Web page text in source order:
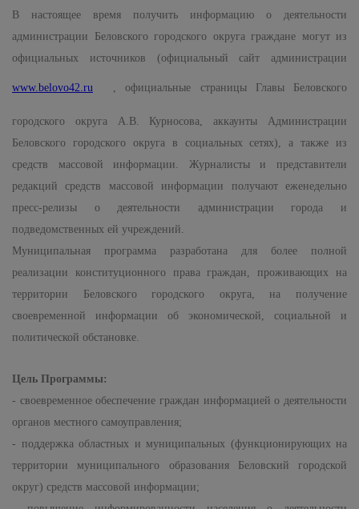
В настоящее время получить информацию о деятельности
администрации Беловского городского округа граждане могут из
официальных источников (официальный сайт администрации
www.belovo42.ru , официальные страницы Главы Беловского
городского округа А.В. Курносова, аккаунты Администрации
Беловского городского округа в социальных сетях), а также из
средств массовой информации. Журналисты и представители
редакций средств массовой информации получают еженедельно
пресс-релизы о деятельности администрации города и
подведомственных ей учреждений.
Муниципальная программа разработана для более полной
реализации конституционного права граждан, проживающих на
территории Беловского городского округа, на получение
своевременной информации об экономической, социальной и
политической обстановке.
Цель Программы:
- своевременное обеспечение граждан информацией о деятельности
органов местного самоуправления;
- поддержка областных и муниципальных (функционирующих на
территории муниципального образования Беловский городской
округ) средств массовой информации;